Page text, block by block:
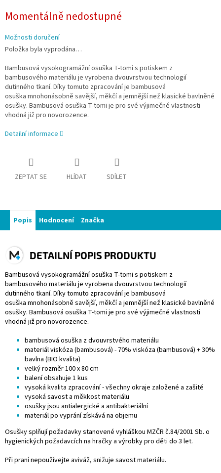
cena:
Momentálně nedostupné
Možnosti doručení
Položka byla vyprodána…
Bambusová vysokogramážní osuška T-tomi s potiskem z
bambusového materiálu je vyrobena dvouvrstvou technologií
dutinného tkaní. Díky tomuto zpracování je bambusová
osuška mnohonásobně savější, měkčí a jemnější než klasické bavlněné
osušky. Bambusová osuška T-tomi je pro své výjimečné vlastnosti
vhodná již pro novorozence.
Detailní informace
ZEPTAT SE HLÍDAT SDÍLET
Popis Hodnocení Značka
DETAILNÍ POPIS PRODUKTU
Bambusová vysokogramážní osuška T-tomi s potiskem z
bambusového materiálu je vyrobena dvouvrstvou technologií
dutinného tkaní. Díky tomuto zpracování je bambusová
osuška mnohonásobně savější, měkčí a jemnější než klasické bavlněné
osušky. Bambusová osuška T-tomi je pro své výjimečné vlastnosti
vhodná již pro novorozence.
bambusová osuška z dvouvrstvého materiálu
materiálviskóza (bambusová) - 70% viskóza (bambusová) + 30%
bavlna (BIO kvalita)
velký rozměr 100 x 80 cm
balení obsahuje 1 kus
vysoká kvalita zpracování - všechny okraje založené a zašité
vysoká savost a měkkost materiálu
osušky jsou antialergické a antibakteriální
materiál po vyprání získává na objemu
Osušky splňují požadavky stanovené vyhláškou MZČR č.84/2001 Sb. o
hygienických požadavcích na hračky a výrobky pro děti do 3 let.
Při praní nepoužívejte aviváž, snižuje savost materiálu.